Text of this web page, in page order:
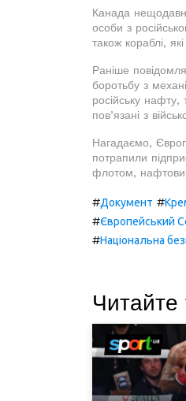
Канада
особи з
також кораблі,
Раніше
боротьбу з
російську нафту,
пов’язані з
Нагадаємо,
потрапили
флотом,
#Документ #
#Європейський
#Національна
Читайте